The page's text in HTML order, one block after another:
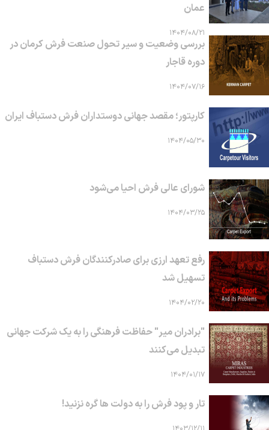
عمان
۱۴۰۴/۰۸/۲۱
بررسی وضعیت و سیر تحول صنعت فرش کرمان در
دوره قاجار
۱۴۰۴/۰۷/۱۶
کارپتور؛ مقصد جهانی دوستداران فرش دستباف ایران
۱۴۰۴/۰۵/۳۰
شورای عالی فرش احیا می‌شود
۱۴۰۴/۰۳/۲۵
رفع تعهد ارزی برای صادرکنندگان فرش دستباف
تسهیل شد
۱۴۰۴/۰۲/۲۰
"برادران میر" حفاظت فرهنگی را به یک شرکت جهانی
تبدیل می‌کنند
۱۴۰۴/۰۱/۱۷
تار و پود فرش را به دولت ها گره نزنید!